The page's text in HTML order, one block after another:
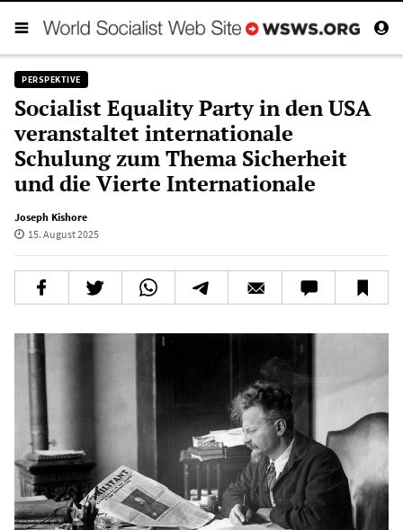
PERSPEKTIVE
Socialist Equality Party in den USA
veranstaltet internationale
Schulung zum Thema Sicherheit
und die Vierte Internationale
Joseph Kishore
15. August 2025